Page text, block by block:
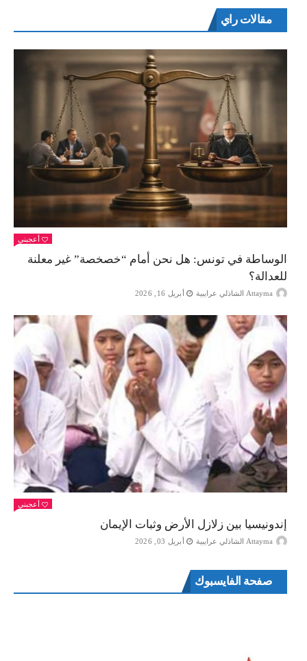
مقالات راي
أعجبني
الوساطة في تونس: هل نحن أمام “خصخصة” غير معلنة
للعدالة؟
Attayma الشاذلي عرايبية أبريل 16, 2026
أعجبني
إندونيسيا بين زلازل الأرض وثبات الإيمان
Attayma الشاذلي عرايبية أبريل 03, 2026
صفحة الفايسبوك